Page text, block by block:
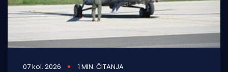
07 kol. 2026 1 MIN. ČITANJA